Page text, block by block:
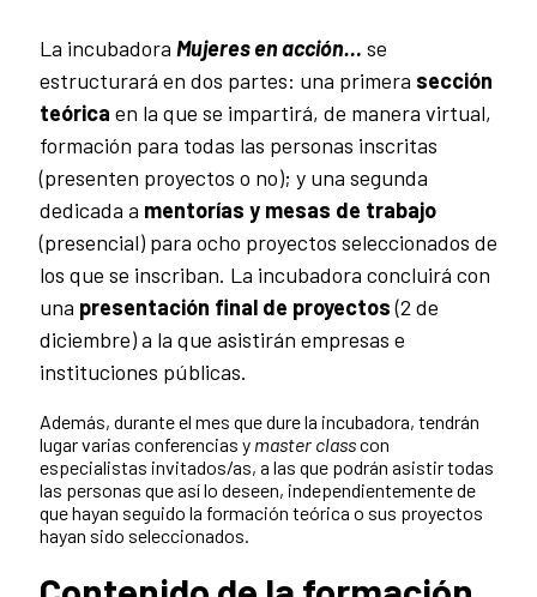
La incubadora Mujeres en acción… se
estructurará en dos partes: una primera sección
teórica en la que se impartirá, de manera virtual,
formación para todas las personas inscritas
(presenten proyectos o no); y una segunda
dedicada a mentorías y mesas de trabajo
(presencial) para ocho proyectos seleccionados de
los que se inscriban. La incubadora concluirá con
una presentación final de proyectos(2 de
diciembre) a la que asistirán empresas e
instituciones públicas.
Además, durante el mes que dure la incubadora, tendrán
lugar varias conferencias y master classcon
especialistas invitados/as, a las que podrán asistir todas
las personas que así lo deseen, independientemente de
que hayan seguido la formación teórica o sus proyectos
hayan sido seleccionados.